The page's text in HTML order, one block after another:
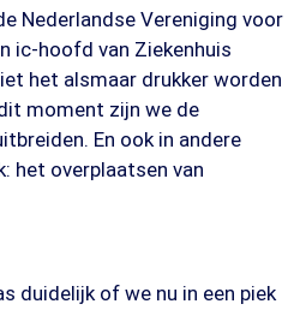
Nederlandse Vereniging voor
ic-hoofd van Ziekenhuis
het alsmaar drukker worden
moment zijn we de
En ook in andere
het overplaatsen van
duidelijk of we nu in een piek